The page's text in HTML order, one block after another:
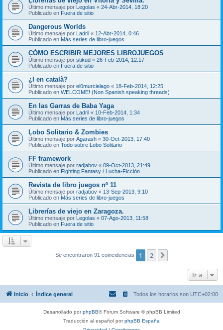
Último mensaje por Legolas « 24-Abr-2014, 18:20
Publicado en Fuera de sitio
Dangerous Worlds
Último mensaje por Ladril « 12-Abr-2014, 0:46
Publicado en Más series de libro-juegos
CÓMO ESCRIBIR MEJORES LIBROJUEGOS
Último mensaje por stikud « 26-Feb-2014, 12:17
Publicado en Fuera de sitio
¿I en català?
Último mensaje por el0murcielago « 18-Feb-2014, 12:25
Publicado en WELCOME! (Non Spanish speaking threads)
En las Garras de Baba Yaga
Último mensaje por Ladril « 10-Feb-2014, 1:34
Publicado en Más series de libro-juegos
Lobo Solitario & Zombies
Último mensaje por Agarash « 30-Oct-2013, 17:40
Publicado en Todo sobre Lobo Solitario
FF framework
Último mensaje por radjabov « 09-Oct-2013, 21:49
Publicado en Fighting Fantasy / Lucha-Ficción
Revista de libro juegos nº 11
Último mensaje por radjabov « 13-Sep-2013, 9:10
Publicado en Más series de libro-juegos
Librerías de viejo en Zaragoza.
Último mensaje por Legolas « 07-Ago-2013, 11:58
Publicado en Fuera de sitio
Se encontraron 91 coincidencias 1 2
Ir a
Inicio Índice general Todos los horarios son UTC+02:00
Desarrollado porphpBB® Forum Software © phpBB Limited
Traducción al español porphpBB España